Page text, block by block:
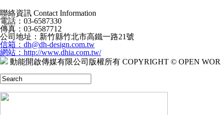
聯絡資訊 Contact Information
電話：03-6587330
傳真：03-6587712
公司地址：新竹縣竹北市高鐵一路21號
信箱：dh@dh-design.com.tw
網站：http://www.dhia.com.tw/
動能開啟傳媒有限公司版權所有 COPYRIGHT © OPEN